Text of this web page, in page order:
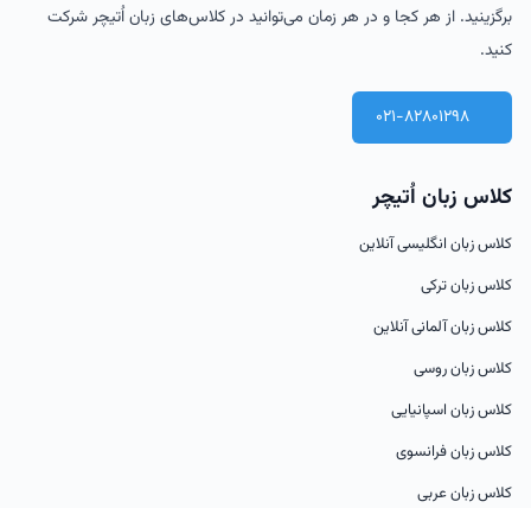
برگزینید. از هر کجا و در هر زمان می‌توانید در کلاس‌های زبان اُتیچر شرکت
کنید.
021-82801298
کلاس زبان اُتیچر
کلاس زبان انگلیسی آنلاین
کلاس زبان ترکی
کلاس زبان آلمانی آنلاین
کلاس زبان روسی
کلاس زبان اسپانیایی
کلاس زبان فرانسوی
کلاس زبان عربی